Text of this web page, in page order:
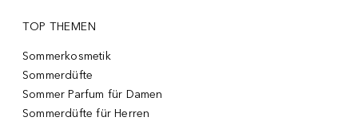
TOP THEMEN
Sommerkosmetik
Sommerdüfte
Sommer Parfum für Damen
Sommerdüfte für Herren